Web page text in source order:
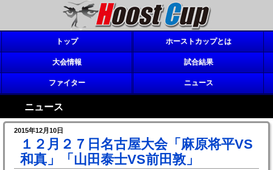
トップ ホーストカップとは
大会情報 試合結果
ファイター ニュース
ニュース
2015年12月10日
１２月２７日名古屋大会「麻原将平VS
和真」「山田泰士VS前田敦」